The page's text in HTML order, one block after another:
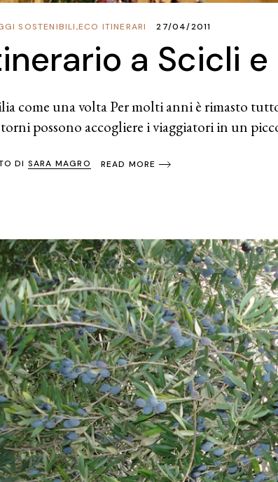
ECO ITINERARI
,
SOSTENIBILI 27/04/2011
a Scicli
come una volta Per molti anni è rimasto
possono accogliere i viaggiatori in un
DI SARA MAGRO READ MORE